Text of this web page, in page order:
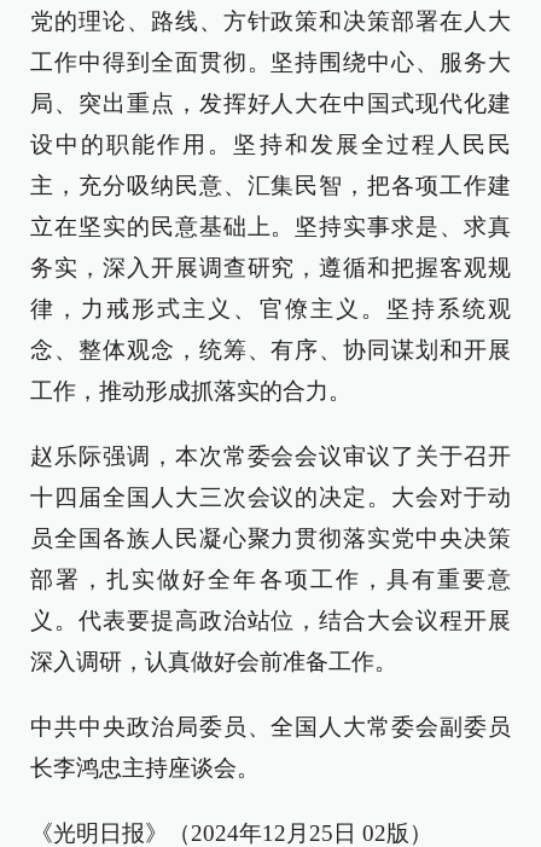
党的理论、路线、方针政策和决策部署在人大
工作中得到全面贯彻。坚持围绕中心、服务大
局、突出重点，发挥好人大在中国式现代化建
设中的职能作用。坚持和发展全过程人民民
主，充分吸纳民意、汇集民智，把各项工作建
立在坚实的民意基础上。坚持实事求是、求真
务实，深入开展调查研究，遵循和把握客观规
律，力戒形式主义、官僚主义。坚持系统观
念、整体观念，统筹、有序、协同谋划和开展
工作，推动形成抓落实的合力。
赵乐际强调，本次常委会会议审议了关于召开
十四届全国人大三次会议的决定。大会对于动
员全国各族人民凝心聚力贯彻落实党中央决策
部署，扎实做好全年各项工作，具有重要意
义。代表要提高政治站位，结合大会议程开展
深入调研，认真做好会前准备工作。
中共中央政治局委员、全国人大常委会副委员
长李鸿忠主持座谈会。
《光明日报》（2024年12月25日 02版）